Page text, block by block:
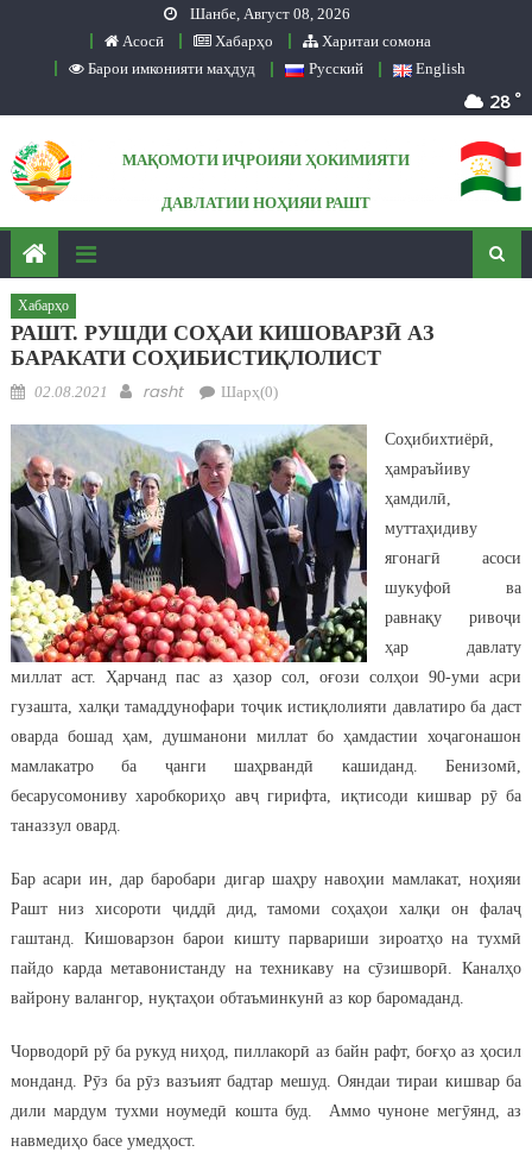
Шанбе, Август 08, 2026
Асосӣ
Хабарҳо
Харитаи сомона
Барои имконияти маҳдуд
Русский English
28 °
МАҚОМОТИ ИҶРОИЯИ ҲОКИМИЯТИ
ДАВЛАТИИ НОҲИЯИ РАШТ
Хабарҳо
РАШТ. РУШДИ СОҲАИ КИШОВАРЗӢ АЗ
БАРАКАТИ СОҲИБИСТИҚЛОЛИСТ
Posted on
02.08.2021 Author
rasht Шарҳ(0)
Соҳибихтиёрӣ,
ҳамраъйиву
ҳамдилӣ,
муттаҳидиву
ягонагӣ асоси
шукуфоӣ ва
равнақу ривоҷи
ҳар давлату
миллат аст. Ҳарчанд пас аз ҳазор сол, оғози солҳои 90-уми асри
гузашта, халқи тамаддунофари тоҷик истиқлолияти давлатиро ба даст
оварда бошад ҳам, душманони миллат бо ҳамдастии хоҷагонашон
мамлакатро ба ҷанги шаҳрвандӣ кашиданд. Бенизомӣ,
бесарусомониву харобкориҳо авҷ гирифта, иқтисоди кишвар рӯ ба
таназзул овард.
Бар асари ин, дар баробари дигар шаҳру навоҳии мамлакат, ноҳияи
Рашт низ хисороти ҷиддӣ дид, тамоми соҳаҳои халқи он фалаҷ
гаштанд. Кишоварзон барои кишту парвариши зироатҳо на тухмӣ
пайдо карда метавонистанду на техникаву на сӯзишворӣ. Каналҳо
вайрону валангор, нуқтаҳои обтаъминкунӣ аз кор баромаданд.
Чорводорӣ рӯ ба рукуд ниҳод, пиллакорӣ аз байн рафт, боғҳо аз ҳосил
монданд. Рӯз ба рӯз вазъият бадтар мешуд. Ояндаи тираи кишвар ба
дили мардум тухми ноумедӣ кошта буд. Аммо чуноне мегӯянд, аз
навмедиҳо басе умедҳост.